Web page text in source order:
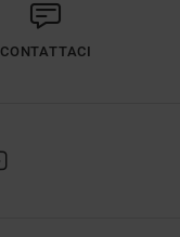
CONTATTACI